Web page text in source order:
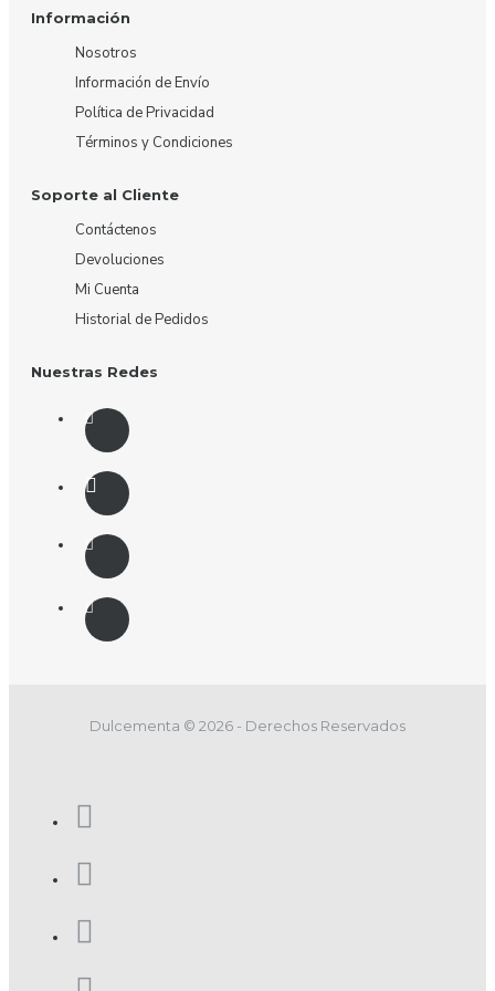
Información
Nosotros
Información de Envío
Política de Privacidad
Términos y Condiciones
Soporte al Cliente
Contáctenos
Devoluciones
Mi Cuenta
Historial de Pedidos
Nuestras Redes
Dulcementa © 2026 - Derechos Reservados